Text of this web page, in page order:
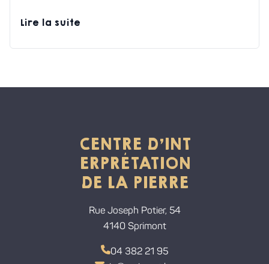
Lire la suite
CENTRE D'INT
ERPRÉTATION
DE LA PIERRE
Rue Joseph Potier, 54
4140 Sprimont
04 382 21 95